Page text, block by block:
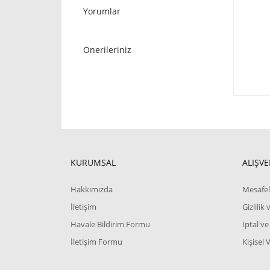
Yorumlar
Önerileriniz
KURUMSAL
Hakkımızda
İletişim
Havale Bildirim Formu
İletişim Formu
Gizlilik
İptal ve
Kişisel